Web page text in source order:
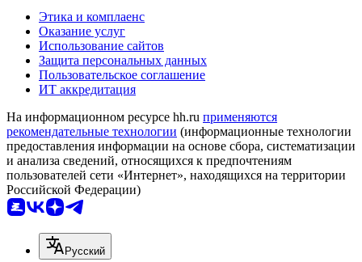
Этика и комплаенс
Оказание услуг
Использование сайтов
Защита персональных данных
Пользовательское соглашение
ИТ аккредитация
На информационном ресурсе hh.ru применяются
рекомендательные технологии (информационные технологии
предоставления информации на основе сбора, систематизации
и анализа сведений, относящихся к предпочтениям
пользователей сети «Интернет», находящихся на территории
Российской Федерации)
Русский